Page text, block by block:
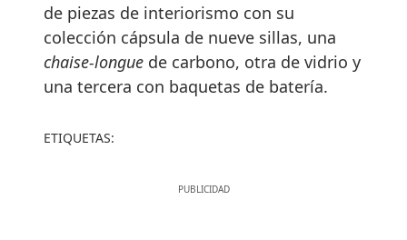
de piezas de interiorismo con su
colección cápsula de nueve sillas, una
chaise-longue de carbono, otra de vidrio y
una tercera con baquetas de batería.
ETIQUETAS: